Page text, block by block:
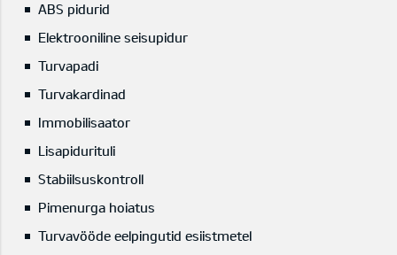
ABS pidurid
Elektrooniline seisupidur
Turvapadi
Turvakardinad
Immobilisaator
Lisapidurituli
Stabiilsuskontroll
Pimenurga hoiatus
Turvavööde eelpingutid esiistmetel